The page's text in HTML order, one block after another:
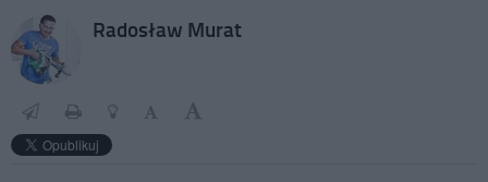
Radosław Murat